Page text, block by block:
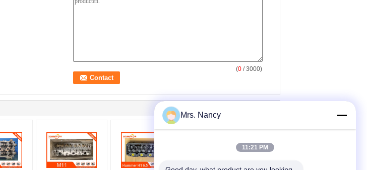
(0 / 3000)
Mrs. Nancy
11:21 PM